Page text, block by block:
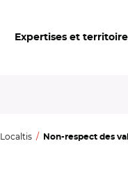
Expertises et
Localtis Non-respect des